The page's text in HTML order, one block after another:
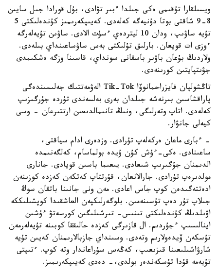
ويسىلقارا تۇقىمى ەكى جىلدا ءبىر تۋادى، بۇل قورادا جىل سايىن
8-9 شاقتى بوتا دۇنيەگە كەلەدى. كەيىپكەرىمىز كۇندەلىكتى 5
تۇيە ساۋىپ، ودان 10 ليتردەي ءسۇت الادى. ساۋىن تۇيەلەرگە
ءوزى ات قويعان. بارلىق تۇلىكتى بەس ساۋساعىنداي بىلەدى.
ولاردىڭ بۇعان باۋىر باسقانى سونداي، قاسىنا وزگە ەشكىمدى
جۋىتپايتىن كورىنەدى.
تاڭشولپان فايزراحمانوۆا Tik-Tok الەۋمەتتىك جەلىسىندەگى
پاراقشاسىن بىرنەشە جىلدان بەرى بەلسەندى تۇردە جۇرگىزىپ
كەلەدى. اتاپ وتەرلىگى، ونىڭ تانىمالدىعىن ارتتىرعان - وسى
كيەلى جانۋار.
- ءبارى ماعان ەركەلەپ تۇرادى. وزدەرى ادام سياقتى،
ساعىنادى. ەكى-ءۇش كۇن ۇيدە بولماسام، كەلگەنىمدە
الدىمنان جۇگىرىپ شىعادى. يىعىما باسىن قويادى. جانارى
مولدىرەپ تۇرادى. جارالانعان، قۇرتتاپ كەتكەن كەزدە كوزىنەن
ادەتتەگىدەن كوپ جاس اعادى. مەن ونى جانىنا باتقان سوڭ
جىلاپ تۇر دەپ تۇسىنەمىن. بلوگەرلىكپەن العاشقىدا كوپشىلىككە
اۋىلدىڭ كۇندەلىكتى تىنىس- تىرشىلىگىن كورسەتۋ ءۇشىن
اينالىسىپ ءجۇردىم. ال قازىرگى كەزدە حالىققا كوبىنە تۇيەلەرمەن
تۇسكەن ۆيدەولارىم وتەدى. وسىنداي جازبالارىمنان كەيىن تۇيە
شارۋاشىلىعىنا قىزىعىپ، كەڭەس سۇراعاندار وتە كوپ. ءتىپتى
تۇيەمە قۇدا تۇسكەندەر بولدى،- دەدى كەيىپكەرىمىز.